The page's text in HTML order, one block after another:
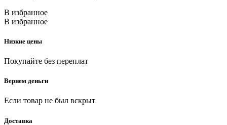
В избранное
В избранное
Низкие цены
Покупайте без переплат
Вернем деньги
Если товар не был вскрыт
Доставка